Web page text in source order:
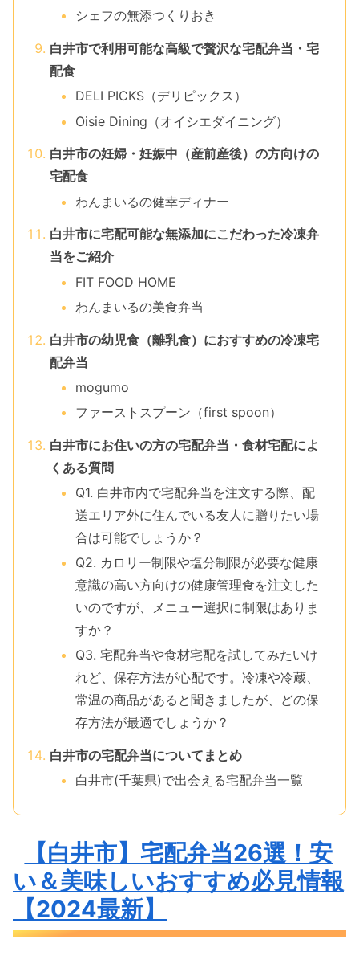
シェフの無添つくりおき
白井市で利用可能な高級で贅沢な宅配弁当・宅
配食
DELI PICKS（デリピックス）
Oisie Dining（オイシエダイニング）
白井市の妊婦・妊娠中（産前産後）の方向けの
宅配食
わんまいるの健幸ディナー
白井市に宅配可能な無添加にこだわった冷凍弁
当をご紹介
FIT FOOD HOME
わんまいるの美食弁当
白井市の幼児食（離乳食）におすすめの冷凍宅
配弁当
mogumo
ファーストスプーン（first spoon）
白井市にお住いの方の宅配弁当・食材宅配によ
くある質問
Q1. 白井市内で宅配弁当を注文する際、配
送エリア外に住んでいる友人に贈りたい場
合は可能でしょうか？
Q2. カロリー制限や塩分制限が必要な健康
意識の高い方向けの健康管理食を注文した
いのですが、メニュー選択に制限はありま
すか？
Q3. 宅配弁当や食材宅配を試してみたいけ
れど、保存方法が心配です。冷凍や冷蔵、
常温の商品があると聞きましたが、どの保
存方法が最適でしょうか？
白井市の宅配弁当についてまとめ
白井市(千葉県)で出会える宅配弁当一覧
【白井市】宅配弁当26選！安
い＆美味しいおすすめ必見情報
【2024最新】